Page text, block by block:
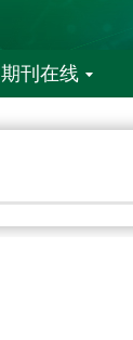
期刊在线